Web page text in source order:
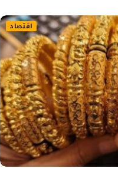
اقتصاد